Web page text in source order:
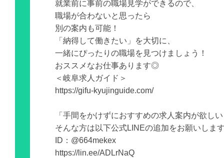
就業前に事前の職場見学ができるので、
職場が合わないと思ったら
別の案内も可能！
「納得して働きたい」を大切に、
一緒にぴったりの職場を見つけましょう！
おススメなお仕事あります◎
＜岐阜求人ガイド＞
https://gifu-kyujinguide.com/
「手間をかけずにおすすめの求人案内が欲し
そんな方は以下公式LINEの追加をお願いしま
ID：@664mekex
https://lin.ee/ADLrNaQ